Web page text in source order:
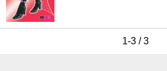
1-3 / 3